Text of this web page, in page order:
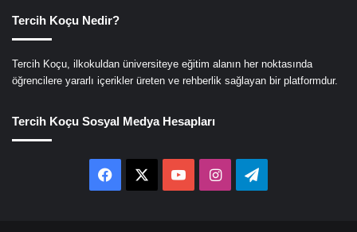
Tercih Koçu Nedir?
Tercih Koçu, ilkokuldan üniversiteye eğitim alanın her noktasında
öğrencilere yararlı içerikler üreten ve rehberlik sağlayan bir platformdur.
Tercih Koçu Sosyal Medya Hesapları
Facebook YouTubeInstagramTelegram